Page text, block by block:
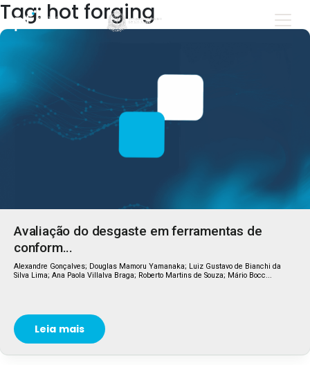
Tag: hot forging
Avaliação do desgaste em ferramentas de
conform...
Alexandre Gonçalves; Douglas Mamoru Yamanaka; Luiz Gustavo de Bianchi da
Silva Lima; Ana Paola Villalva Braga; Roberto Martins de Souza; Mário Bocc...
Leia mais